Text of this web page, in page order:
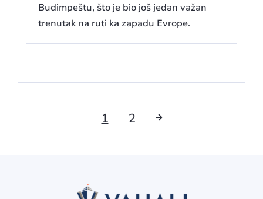
Budimpeštu, što je bio još jedan važan
trenutak na ruti ka zapadu Evrope.
1 2